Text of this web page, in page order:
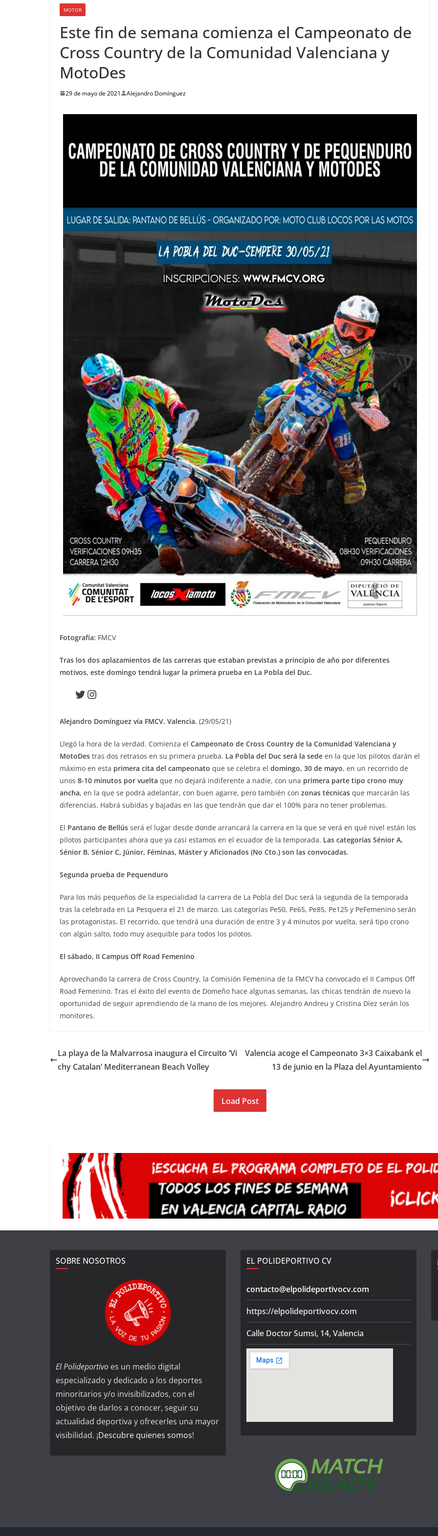
MOTOR
Este fin de semana comienza el Campeonato de
Cross Country de la Comunidad Valenciana y
MotoDes
29 de mayo de 2021 Alejandro Domínguez
Fotografía: FMCV
Tras los dos aplazamientos de las carreras que estaban previstas a principio de año por diferentes
motivos, este domingo tendrá lugar la primera prueba en La Pobla del Duc.
Twitter
Instagram
Alejandro Domínguez vía FMCV. Valencia. (29/05/21)
Llegó la hora de la verdad. Comienza el Campeonato de Cross Country de la Comunidad Valenciana y
MotoDes tras dos retrasos en su primera prueba. La Pobla del Duc será la sede en la que los pilotos darán el
máximo en esta primera cita del campeonato que se celebra el domingo, 30 de mayo, en un recorrido de
unos 8-10 minutos por vuelta que no dejará indiferente a nadie, con una primera parte tipo crono muy
ancha, en la que se podrá adelantar, con buen agarre, pero también con zonas técnicas que marcarán las
diferencias. Habrá subidas y bajadas en las que tendrán que dar el 100% para no tener problemas.
El Pantano de Bellús será el lugar desde donde arrancará la carrera en la que se verá en qué nivel están los
pilotos participantes ahora que ya casi estamos en el ecuador de la temporada. Las categorías Sénior A,
Sénior B, Sénior C, Júnior, Féminas, Máster y Aficionados (No Cto.) son las convocadas.
Segunda prueba de Pequenduro
Para los más pequeños de la especialidad la carrera de La Pobla del Duc será la segunda de la temporada
tras la celebrada en La Pesquera el 21 de marzo. Las categorías Pe50, Pe65, Pe85, Pe125 y PeFemenino serán
las protagonistas. El recorrido, que tendrá una duración de entre 3 y 4 minutos por vuelta, será tipo crono
con algún salto, todo muy asequible para todos los pilotos.
El sábado, II Campus Off Road Femenino
Aprovechando la carrera de Cross Country, la Comisión Femenina de la FMCV ha convocado el II Campus Off
Road Femenino. Tras el éxito del evento de Domeño hace algunas semanas, las chicas tendrán de nuevo la
oportunidad de seguir aprendiendo de la mano de los mejores. Alejandro Andreu y Cristina Díez serán los
monitores.
La playa de la Malvarrosa inaugura el Circuito ‘Vi
chy Catalan’ Mediterranean Beach Volley
Valencia acoge el Campeonato 3×3 Caixabank el
13 de junio en la Plaza del Ayuntamiento
Load Post
SOBRE NOSOTROS
El Polideportivo es un medio digital
especializado y dedicado a los deportes
minoritarios y/o invisibilizados, con el
objetivo de darlos a conocer, seguir su
actualidad deportiva y ofrecerles una mayor
visibilidad. ¡Descubre quienes somos!
EL POLIDEPORTIVO CV
contacto@elpolideportivocv.com
https://elpolideportivocv.com
Calle Doctor Sumsi, 14, Valencia